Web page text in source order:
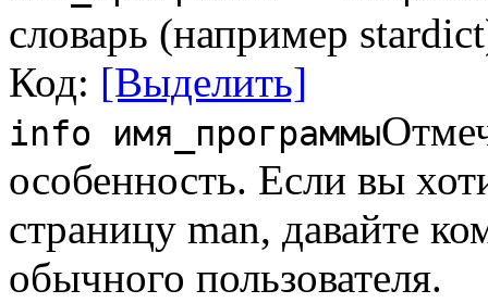
словарь (например
Код: [Выделить]
info имя_программы
особенность. Если вы
страницу man, давайте
обычного пользователя.